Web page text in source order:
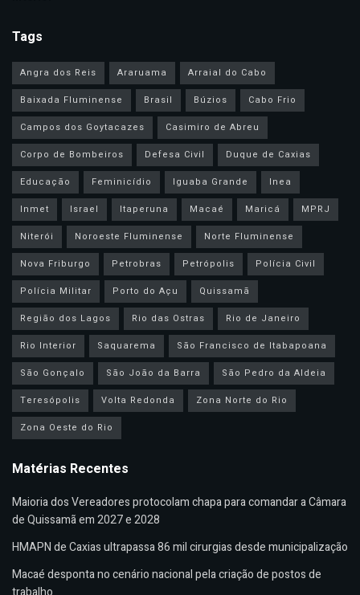
Tags
Angra dos Reis Araruama
Arraial do Cabo
Baixada Fluminense
Brasil Búzios
Cabo Frio
Campos dos Goytacazes
Casimiro de Abreu
Corpo de Bombeiros
Defesa Civil
Duque de Caxias
Educação
Feminicídio Iguaba Grande
Inea
Inmet
Israel Itaperuna Macaé Maricá
MPRJ
Niterói
Noroeste Fluminense
Norte Fluminense
Nova Friburgo
Petrobras Petrópolis
Polícia Civil
Polícia Militar
Porto do Açu
Quissamã
Região dos Lagos
Rio das Ostras
Rio de Janeiro
Rio Interior
Saquarema
São Francisco de Itabapoana
São Gonçalo
São João da Barra
São Pedro da Aldeia
Teresópolis
Volta Redonda
Zona Norte do Rio
Zona Oeste do Rio
Matérias Recentes
Maioria dos Vereadores protocolam chapa para comandar a Câmara
de Quissamã em 2027 e 2028
HMAPN de Caxias ultrapassa 86 mil cirurgias desde municipalização
Macaé desponta no cenário nacional pela criação de postos de